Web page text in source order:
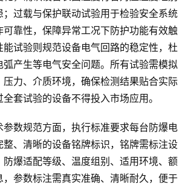
；过载与保护联动试验用于检验安全系统
可靠性，保障异常工况下防护功能有效触
能试验则规范设备电气回路的稳定性，杜
弧产生等电气安全问题。所有试验需模拟
压力、介质环境，确保检测结果贴合实际
套试验的设备不得投入市场应用。
参数规范方面，执行标准要求每台防爆电
整、清晰的设备铭牌标识，铭牌需标注设
防爆适配等级、温度组别、适用环境、额
，参数标注需真实准确、清晰耐久，便于